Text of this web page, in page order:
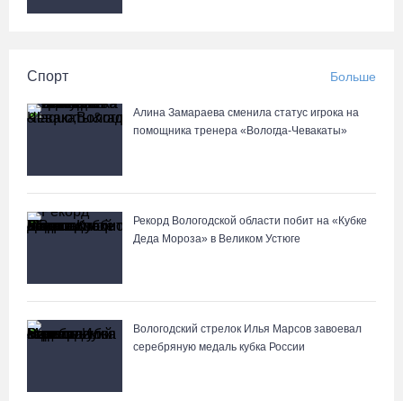
Спорт Больше
Алина Замараева сменила статус игрока на
помощника тренера «Вологда-Чевакаты»
Рекорд Вологодской области побит на «Кубке
Деда Мороза» в Великом Устюге
Вологодский стрелок Илья Марсов завоевал
серебряную медаль кубка России